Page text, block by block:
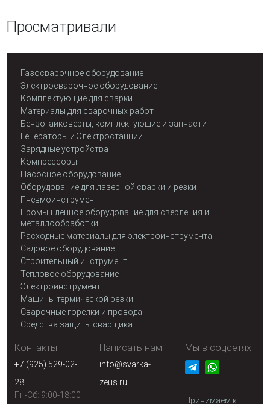
Просматривали
Газосварочное оборудование
Электросварочное оборудование
Комплектующие для сварки
Материалы для сварочных работ
Бензогайковерты, комплектующие и запчасти
Генераторы и Электростанции
Зарядные устройства
Компрессоры
Насосное оборудование
Оборудование для лазерной сварки и резки
Пневмоинструмент
Промышленное оборудование для сверления и
металлообработки
Расходные материалы для электроинструмента
Садовое оборудование
Строительный инструмент
Тепловое оборудование
Электроинструмент
Машины термической резки
Сварочные горелки и провода
Средства защиты сварщика
Контакты:
+7 (925) 529-02-
28
Пн-Сб: 9:00-18:00
Написать нам:
info@svarka-
zeus.ru
Мы в соцсетях
Принимаем к